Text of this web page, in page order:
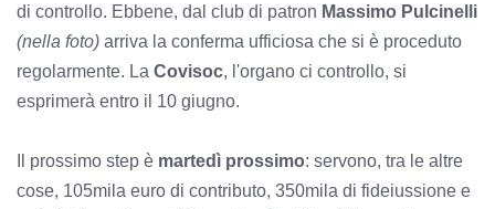
di controllo. Ebbene, dal club di patron Massimo Pulcinelli
(nella foto) arriva la conferma ufficiosa che si è proceduto
regolarmente. La Covisoc, l'organo ci controllo, si
esprimerà entro il 10 giugno.
Il prossimo step è martedì prossimo: servono, tra le altre
cose, 105mila euro di contributo, 350mila di fideiussione e